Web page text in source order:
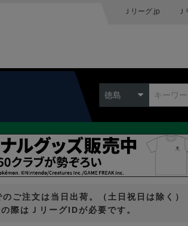
Ｊリーグ.jp
徳島
ご注文は当日出荷。（土日祝日は除く）
際はＪリーグIDが必要です。